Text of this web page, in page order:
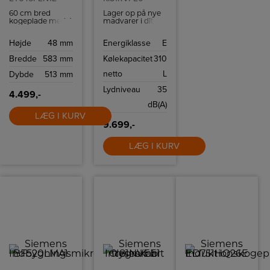
60 cm bred
kogeplade med 4
timerfunktion for
madlavning.
Højde
48 mm
Bredde
583 mm
Dybde
513 mm
4.499,-
LÆG I KURV
Lager op på nye
madvarer i dit
at påvirke de
Med
funktionen kan
temperaturen,
hvilket betyder,
at dine indkøb
hurtigt afkøles,
mens resten af
indholdet holdes
helt frisk.
Energiklasse
E
Kølekapacitet
netto
310
L
Lydniveau
35
dB(A)
9.699,-
LÆG I KURV